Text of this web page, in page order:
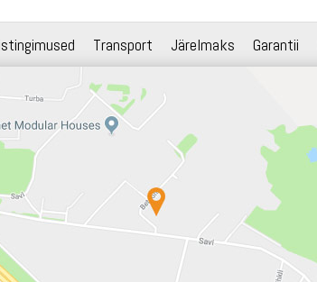
Transport Järelmaks Garantii